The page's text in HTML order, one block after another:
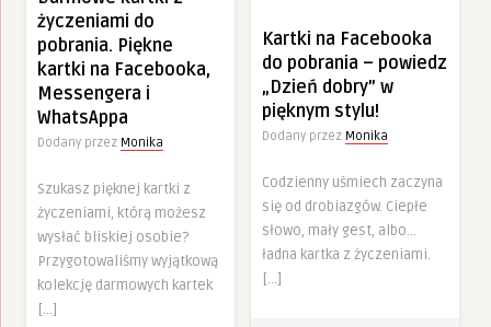
życzeniami do
pobrania. Piękne
kartki na Facebooka,
Messengera i
WhatsAppa
Dodany przez Monika
Szukasz pięknej kartki z
życzeniami, którą możesz
wysłać bliskiej osobie?
Przygotowaliśmy wyjątkową
kolekcję darmowych kartek
[…]
Kartki na Facebooka
do pobrania – powiedz
„Dzień dobry” w
pięknym stylu!
Dodany przez Monika
Codzienny uśmiech zaczyna
się od drobiazgów. Ciepłe
słowo, mały gest, albo…
ładna kartka z życzeniami.
[…]